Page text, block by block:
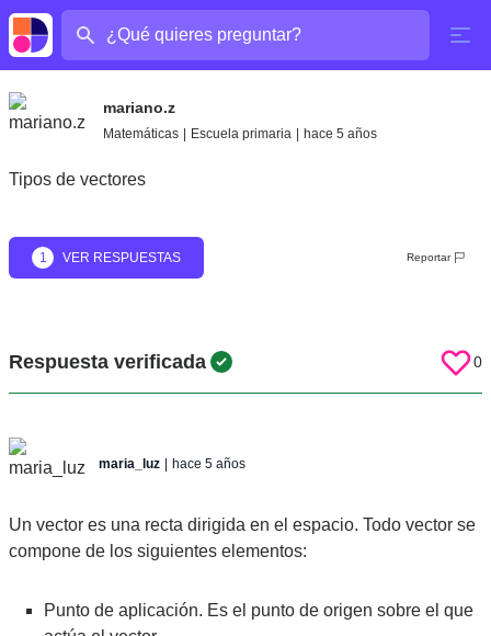
mariano.z
Matemáticas Escuela primaria hace 5 años
Tipos de vectores
1 VER RESPUESTAS Reportar
Respuesta verificada 0
maria_luz hace 5 años
Un vector es una recta dirigida en el espacio. Todo vector se
compone de los siguientes elementos:
Punto de aplicación. Es el punto de origen sobre el que